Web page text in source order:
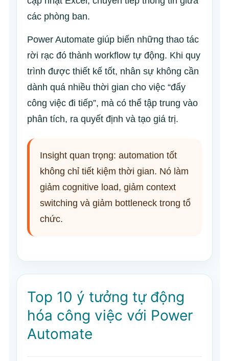
các phòng ban.
Power Automate giúp biến những thao tác
rời rạc đó thành workflow tự động. Khi quy
trình được thiết kế tốt, nhân sự không cần
dành quá nhiều thời gian cho việc “đẩy
công việc đi tiếp”, mà có thể tập trung vào
phân tích, ra quyết định và tạo giá trị.
Insight quan trọng: automation tốt
không chỉ tiết kiệm thời gian. Nó làm
giảm cognitive load, giảm context
switching và giảm bottleneck trong tổ
chức.
Top 10 ý tưởng tự động
hóa công việc với Power
Automate